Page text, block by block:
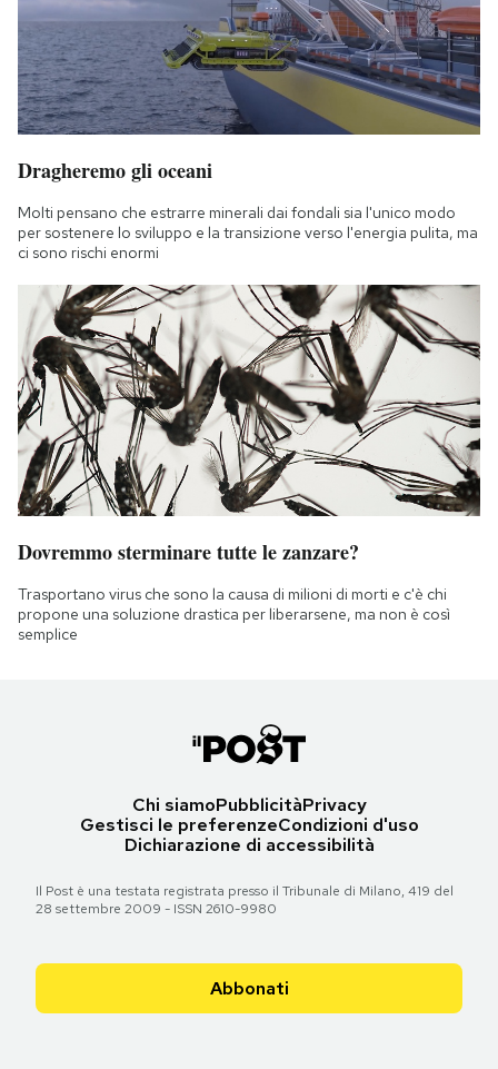
Dragheremo gli oceani
Molti pensano che estrarre minerali dai fondali sia l'unico modo
per sostenere lo sviluppo e la transizione verso l'energia pulita, ma
ci sono rischi enormi
Dovremmo sterminare tutte le zanzare?
Trasportano virus che sono la causa di milioni di morti e c'è chi
propone una soluzione drastica per liberarsene, ma non è così
semplice
Chi siamoPubblicitàPrivacy
Gestisci le preferenzeCondizioni d'uso
Dichiarazione di accessibilità
Il Post è una testata registrata presso il Tribunale di Milano, 419 del
28 settembre 2009 - ISSN 2610-9980
Abbonati